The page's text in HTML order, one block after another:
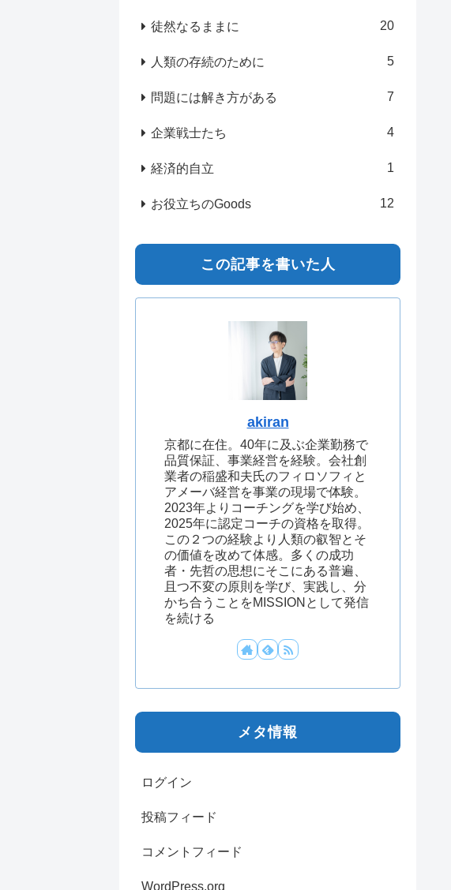
徒然なるままに 20
人類の存続のために 5
問題には解き方がある 7
企業戦士たち 4
経済的自立 1
お役立ちのGoods 12
この記事を書いた人
akiran
京都に在住。40年に及ぶ企業勤務で
品質保証、事業経営を経験。会社創
業者の稲盛和夫氏のフィロソフィと
アメーバ経営を事業の現場で体験。
2023年よりコーチングを学び始め、
2025年に認定コーチの資格を取得。
この２つの経験より人類の叡智とそ
の価値を改めて体感。多くの成功
者・先哲の思想にそこにある普遍、
且つ不変の原則を学び、実践し、分
かち合うことをMISSIONとして発信
を続ける
メタ情報
ログイン
投稿フィード
コメントフィード
WordPress.org